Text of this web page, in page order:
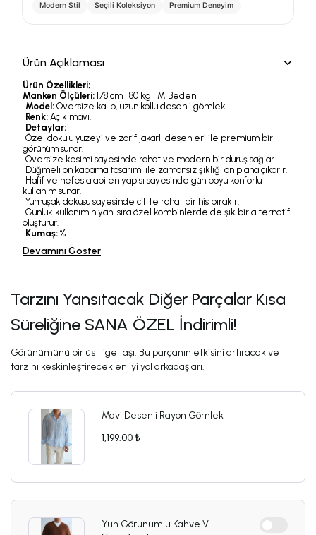
Modern Stil Seçili Koleksiyon Premium Deneyim
Ürün Açıklaması
Ürün Özellikleri;
Manken Ölçüleri: 178 cm | 80 kg | M Beden
• Model: Oversize kalıp, uzun kollu desenli gömlek.
• Renk: Açık mavi.
• Detaylar:
• Özel dokulu yüzeyi ve zarif jakarlı desenleri ile premium bir
görünüm sunar.
• Oversize kesimi sayesinde rahat ve modern bir duruş sağlar.
• Düğmeli ön kapama tasarımı ile zamansız şıklığı ön plana çıkarır.
• Hafif ve nefes alabilen yapısı sayesinde gün boyu konforlu
kullanım sunar.
• Yumuşak dokusu sayesinde ciltte rahat bir his bırakır.
• Günlük kullanımın yanı sıra özel kombinlerde de şık bir alternatif
oluşturur.
• Kumaş: %
Devamını Göster
Tarzını Yansıtacak Diğer Parçalar Kısa
Süreliğine SANA ÖZEL İndirimli!
Görünümünü bir üst lige taşı. Bu parçanın etkisini artıracak ve
tarzını keskinleştirecek en iyi yol arkadaşları.
Mavi Desenli Rayon Gömlek
1,199.00 ₺
Yün Görünümlü Kahve V